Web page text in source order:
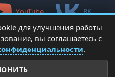
YouTube ВК
для улучшения работы
вы соглашаетесь с
.